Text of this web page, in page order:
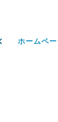
ホームペ